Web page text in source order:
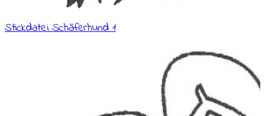
Stickdatei Schäferhund 1